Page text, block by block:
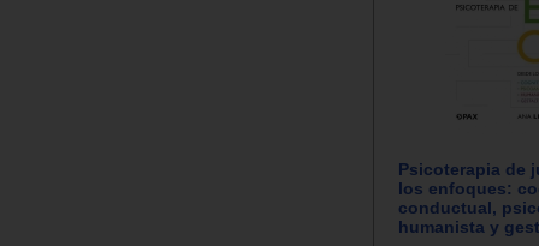
Psicoterapia de
los enfoques:
conductual,
humanista y